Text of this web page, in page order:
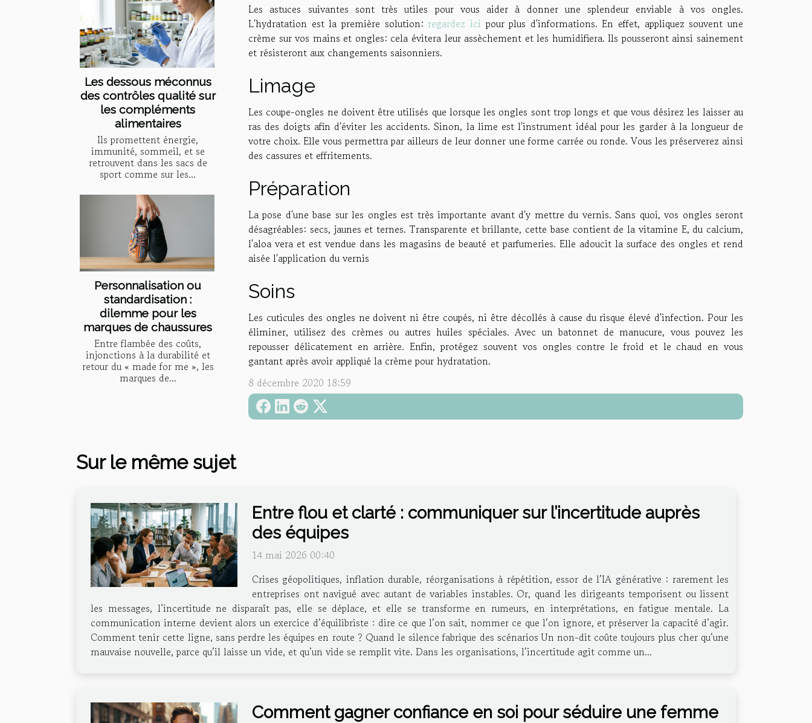
Les dessous méconnus
des contrôles qualité sur
les compléments
alimentaires
Ils promettent énergie,
immunité, sommeil, et se
retrouvent dans les sacs de
sport comme sur les...
Personnalisation ou
standardisation :
dilemme pour les
marques de chaussures
Entre flambée des coûts,
injonctions à la durabilité et
retour du « made for me », les
marques de...
Les astuces suivantes sont très utiles pour vous aider à donner une splendeur enviable à vos ongles.
L'hydratation est la première solution: regardez ici pour plus d'informations. En effet, appliquez souvent une
crème sur vos mains et ongles: cela évitera leur assèchement et les humidifiera. Ils pousseront ainsi sainement
et résisteront aux changements saisonniers.
Limage
Les coupe-ongles ne doivent être utilisés que lorsque les ongles sont trop longs et que vous désirez les laisser au
ras des doigts afin d'éviter les accidents. Sinon, la lime est l'instrument idéal pour les garder à la longueur de
votre choix. Elle vous permettra par ailleurs de leur donner une forme carrée ou ronde. Vous les préserverez ainsi
des cassures et effritements.
Préparation
La pose d'une base sur les ongles est très importante avant d'y mettre du vernis. Sans quoi, vos ongles seront
désagréables: secs, jaunes et ternes. Transparente et brillante, cette base contient de la vitamine E, du calcium,
l'aloa vera et est vendue dans les magasins de beauté et parfumeries. Elle adoucit la surface des ongles et rend
aisée l'application du vernis
Soins
Les cuticules des ongles ne doivent ni être coupés, ni être décollés à cause du risque élevé d'infection. Pour les
éliminer, utilisez des crèmes ou autres huiles spéciales. Avec un batonnet de manucure, vous pouvez les
repousser délicatement en arrière. Enfin, protégez souvent vos ongles contre le froid et le chaud en vous
gantant après avoir appliqué la crème pour hydratation.
8 décembre 2020 18:59
Sur le même sujet
Entre flou et clarté : communiquer sur l’incertitude auprès
des équipes
14 mai 2026 00:40
Crises géopolitiques, inflation durable, réorganisations à répétition, essor de l’IA générative : rarement les
entreprises ont navigué avec autant de variables instables. Or, quand les dirigeants temporisent ou lissent
les messages, l’incertitude ne disparaît pas, elle se déplace, et elle se transforme en rumeurs, en interprétations, en fatigue mentale. La
communication interne devient alors un exercice d’équilibriste : dire ce que l’on sait, nommer ce que l’on ignore, et préserver la capacité d’agir.
Comment tenir cette ligne, sans perdre les équipes en route ? Quand le silence fabrique des scénarios Un non-dit coûte toujours plus cher qu’une
mauvaise nouvelle, parce qu’il laisse un vide, et qu’un vide se remplit vite. Dans les organisations, l’incertitude agit comme un...
Comment gagner confiance en soi pour séduire une femme